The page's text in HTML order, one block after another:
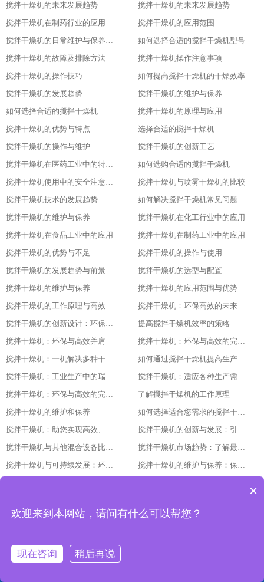
搅拌干燥机的未来发展趋势
搅拌干燥机的未来发展趋势
搅拌干燥机在制药行业的应用及优势
搅拌干燥机的应用范围
搅拌干燥机的日常维护与保养技巧
如何选择合适的搅拌干燥机型号
搅拌干燥机的故障及排除方法
搅拌干燥机操作注意事项
搅拌干燥机的操作技巧
如何提高搅拌干燥机的干燥效率
搅拌干燥机的发展趋势
搅拌干燥机的维护与保养
如何选择合适的搅拌干燥机
搅拌干燥机的原理与应用
搅拌干燥机的优势与特点
选择合适的搅拌干燥机
搅拌干燥机的操作与维护
搅拌干燥机的创新工艺
搅拌干燥机在医药工业中的特殊应用
如何选购合适的搅拌干燥机
搅拌干燥机使用中的安全注意事项
搅拌干燥机与喷雾干燥机的比较
搅拌干燥机技术的发展趋势
如何解决搅拌干燥机常见问题
搅拌干燥机的维护与保养
搅拌干燥机在化工行业中的应用
搅拌干燥机在食品工业中的应用
搅拌干燥机在制药工业中的应用
搅拌干燥机的优势与不足
搅拌干燥机的操作与使用
搅拌干燥机的发展趋势与前景
搅拌干燥机的选型与配置
搅拌干燥机的维护与保养
搅拌干燥机的应用范围与优势
搅拌干燥机的工作原理与高效节能的证明
搅拌干燥机：环保高效的未来工业之星
搅拌干燥机的创新设计：环保与高效的基石
提高搅拌干燥机效率的策略
搅拌干燥机：环保与高效并肩
搅拌干燥机：环保与高效的完美结合
搅拌干燥机：一机解决多种干燥问题
如何通过搅拌干燥机提高生产效率
搅拌干燥机：工业生产中的瑞士军刀
搅拌干燥机：适应各种生产需求的利器
搅拌干燥机：环保与高效的完美结合
了解搅拌干燥机的工作原理
搅拌干燥机的维护和保养
如何选择适合您需求的搅拌干燥机
搅拌干燥机：助您实现高效、低成本的干燥体验
搅拌干燥机的创新与发展：引领未来的技术进步随着科技的不断发展和进步
搅拌干燥机与其他混合设备比较：找出最适合您需求的设备
搅拌干燥机市场趋势：了解最新的技术与产品发展
搅拌干燥机与可持续发展：环保与节能的最佳实践
搅拌干燥机的维护与保养：保持设备长期稳定运行的关键
搅拌干燥机工作原理理解其混合与干燥过程的细节
搅拌干燥机：提升工艺效率和产量的必备设备
×
欢迎来到本网站，请问有什么可以帮您？
现在咨询 稍后再说